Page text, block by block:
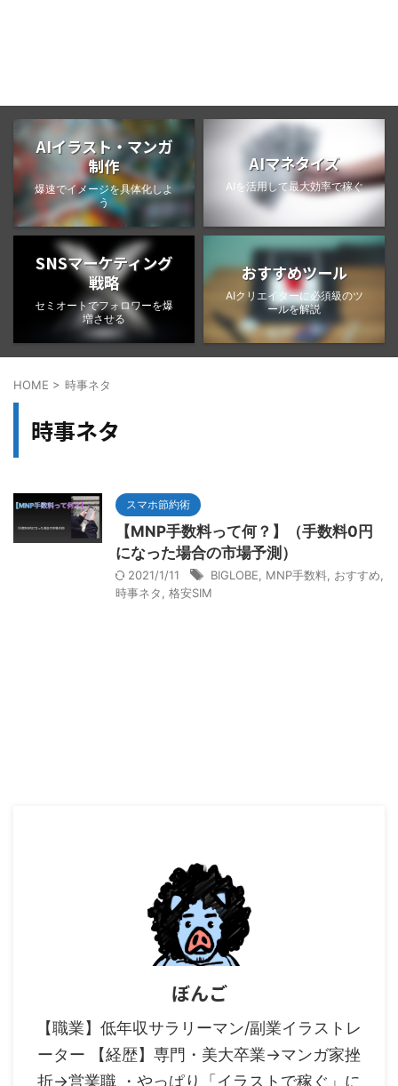
AIイラスト・マンガ
制作
爆速でイメージを具体化しよ
う
AIマネタイズ
AIを活用して最大効率で稼ぐ
SNSマーケティング
戦略
セミオートでフォロワーを爆
増させる
おすすめツール
AIクリエイターに必須級のツ
ールを解説
HOME > 時事ネタ
時事ネタ
スマホ節約術
【MNP手数料って何？】（手数料0円
になった場合の市場予測）
2021/1/11 BIGLOBE MNP手数料 おすすめ
時事ネタ
格安SIM
ぼんご
【職業】低年収サラリーマン/副業イラストレ
ーター 【経歴】専門・美大卒業→マンガ家挫
折→営業職 ・やっぱり「イラストで稼ぐ」に